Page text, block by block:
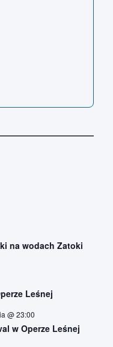
na wodach Zatoki
Leśnej
@ 23:00
w Operze Leśnej